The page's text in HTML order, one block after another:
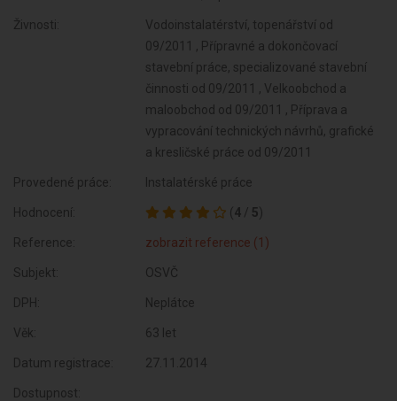
Živnosti:
Vodoinstalatérství, topenářství od
09/2011 , Přípravné a dokončovací
stavební práce, specializované stavební
činnosti od 09/2011 , Velkoobchod a
maloobchod od 09/2011 , Příprava a
vypracování technických návrhů, grafické
a kresličské práce od 09/2011
Provedené práce: Instalatérské práce
Hodnocení: ( 4 / 5)
Reference: zobrazit reference (1)
Subjekt: OSVČ
DPH: Neplátce
Věk: 63 let
Datum registrace: 27.11.2014
Dostupnost: